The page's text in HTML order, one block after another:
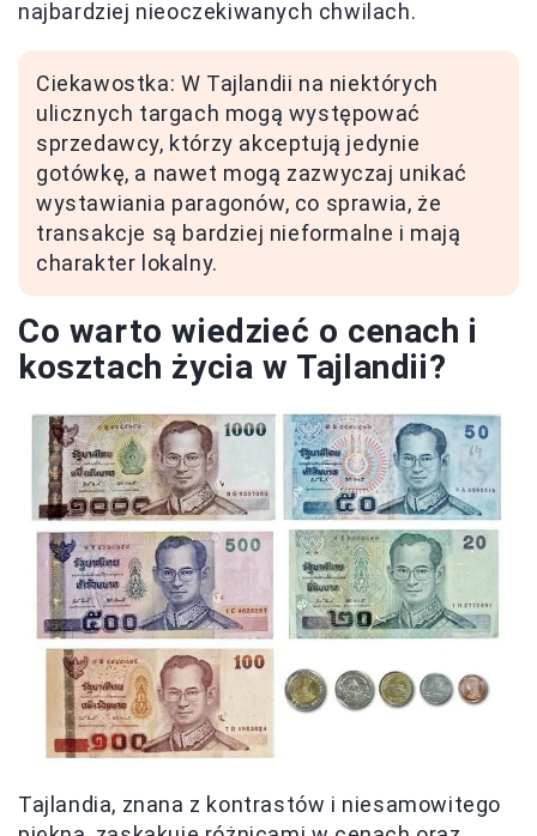
najbardziej nieoczekiwanych chwilach.
Ciekawostka: W Tajlandii na niektórych
ulicznych targach mogą występować
sprzedawcy, którzy akceptują jedynie
gotówkę, a nawet mogą zazwyczaj unikać
wystawiania paragonów, co sprawia, że
transakcje są bardziej nieformalne i mają
charakter lokalny.
Co warto wiedzieć o cenach i
kosztach życia w Tajlandii?
Tajlandia, znana z kontrastów i niesamowitego